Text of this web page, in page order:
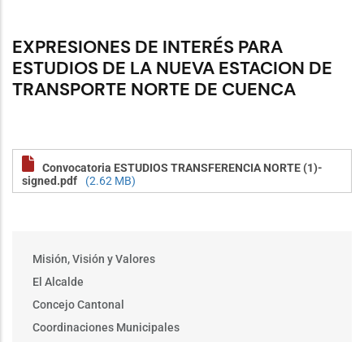
EXPRESIONES DE INTERÉS PARA
ESTUDIOS DE LA NUEVA ESTACION DE
TRANSPORTE NORTE DE CUENCA
Convocatoria ESTUDIOS TRANSFERENCIA NORTE (1)-
signed.pdf
(2.62 MB)
Main
menu
Procesos
Convoctorias
Misión, Visión y Valores
El Alcalde
Concejo Cantonal
Coordinaciones Municipales